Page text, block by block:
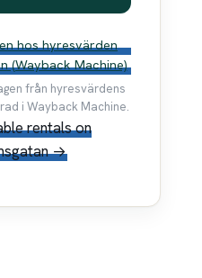
hos hyresvärden
(Wayback Machine)
från hyresvärdens
i Wayback Machine.
rentals on
→